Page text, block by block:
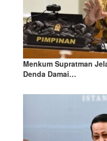
Menkum Supratman
Denda Damai…